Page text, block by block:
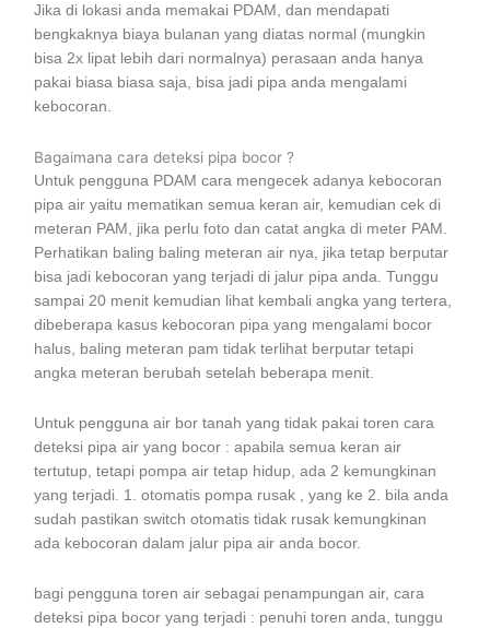
Jika di lokasi anda memakai PDAM, dan mendapati
bengkaknya biaya bulanan yang diatas normal (mungkin
bisa 2x lipat lebih dari normalnya) perasaan anda hanya
pakai biasa biasa saja, bisa jadi pipa anda mengalami
kebocoran.
Bagaimana cara deteksi pipa bocor ?
Untuk pengguna PDAM cara mengecek adanya kebocoran
pipa air yaitu mematikan semua keran air, kemudian cek di
meteran PAM, jika perlu foto dan catat angka di meter PAM.
Perhatikan baling baling meteran air nya, jika tetap berputar
bisa jadi kebocoran yang terjadi di jalur pipa anda. Tunggu
sampai 20 menit kemudian lihat kembali angka yang tertera,
dibeberapa kasus kebocoran pipa yang mengalami bocor
halus, baling meteran pam tidak terlihat berputar tetapi
angka meteran berubah setelah beberapa menit.
Untuk pengguna air bor tanah yang tidak pakai toren cara
deteksi pipa air yang bocor : apabila semua keran air
tertutup, tetapi pompa air tetap hidup, ada 2 kemungkinan
yang terjadi. 1. otomatis pompa rusak , yang ke 2. bila anda
sudah pastikan switch otomatis tidak rusak kemungkinan
ada kebocoran dalam jalur pipa air anda bocor.
bagi pengguna toren air sebagai penampungan air, cara
deteksi pipa bocor yang terjadi : penuhi toren anda, tunggu